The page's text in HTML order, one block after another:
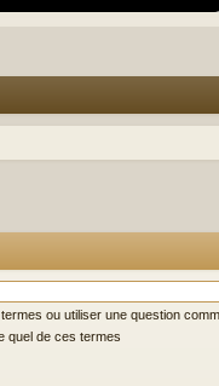
ou utiliser une question
quel de ces termes